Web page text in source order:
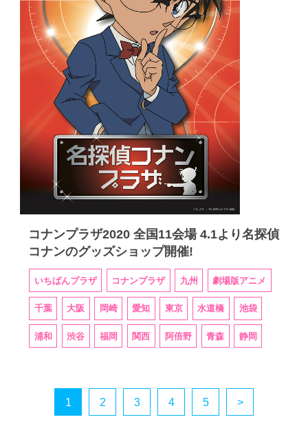
コナンプラザ2020 全国11会場 4.1より名探偵
コナンのグッズショップ開催!
いちばんプラザ コナンプラザ 九州 劇場版アニメ
千葉 大阪 岡崎 愛知 東京 水道橋 池袋
浦和 渋谷 福岡 関西 阿倍野 青森 静岡
1 2 3 4 5 >